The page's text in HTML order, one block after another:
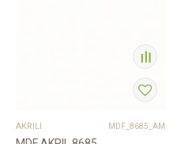
AKRILI MDF_8685_AM